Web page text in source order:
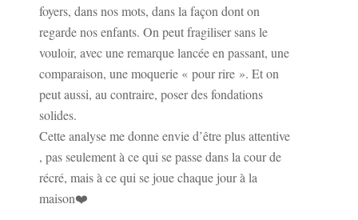
foyers, dans nos mots, dans la façon dont on
regarde nos enfants. On peut fragiliser sans le
vouloir, avec une remarque lancée en passant, une
comparaison, une moquerie « pour rire ». Et on
peut aussi, au contraire, poser des fondations
solides.
Cette analyse me donne envie d’être plus attentive
, pas seulement à ce qui se passe dans la cour de
récré, mais à ce qui se joue chaque jour à la
maison❤️